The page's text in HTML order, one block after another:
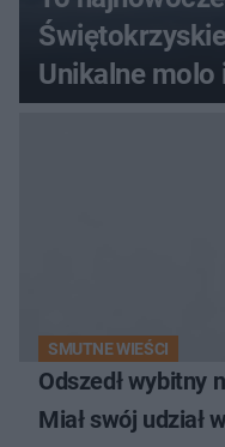
Unikalne molo
SMUTNE WIEŚCI
Odszedł wybitny
Miał swój udział